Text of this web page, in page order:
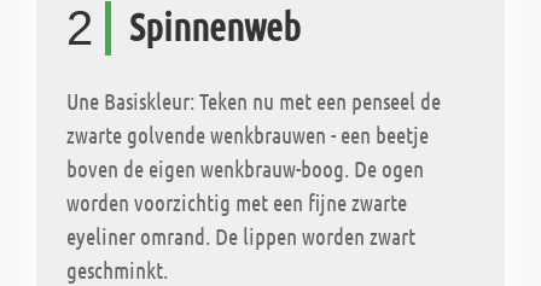
2 Spinnenweb
Une Basiskleur: Teken nu met een penseel de
zwarte golvende wenkbrauwen - een beetje
boven de eigen wenkbrauw-boog. De ogen
worden voorzichtig met een fijne zwarte
eyeliner omrand. De lippen worden zwart
geschminkt.